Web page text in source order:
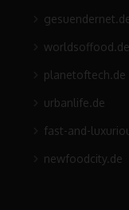
worldsoffood.de
planetoftech.de
urbanlife.de
fast-and-
newfoodcity.de